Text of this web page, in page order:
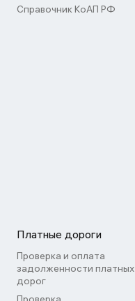
Справочник КоАП РФ
Платные дороги
Проверка и оплата
задолженности платных
дорог